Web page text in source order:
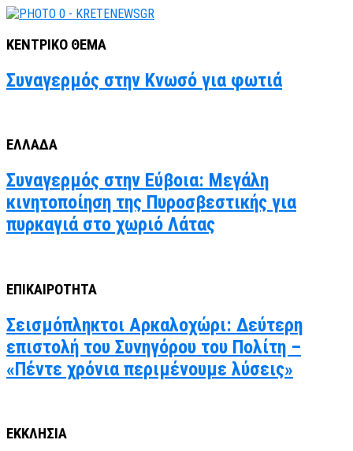
ΚΕΝΤΡΙΚΟ ΘΕΜΑ
Συναγερμός στην Κνωσό για φωτιά
ΕΛΛΑΔΑ
Συναγερμός στην Εύβοια: Μεγάλη
κινητοποίηση της Πυροσβεστικής για
πυρκαγιά στο χωριό Λάτας
ΕΠΙΚΑΙΡΟΤΗΤΑ
Σεισμόπληκτοι Αρκαλοχώρι: Δεύτερη
επιστολή του Συνηγόρου του Πολίτη –
«Πέντε χρόνια περιμένουμε λύσεις»
ΕΚΚΛΗΣΙΑ